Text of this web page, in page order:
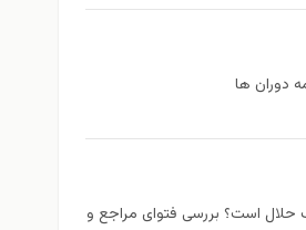
حلال است؟ بررسی فتوای مراجع و